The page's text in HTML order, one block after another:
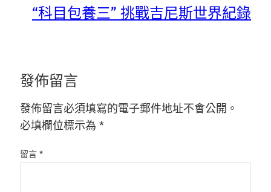
“科目包養三” 挑戰吉尼斯世界紀錄
發佈留言
發佈留言必須填寫的電子郵件地址不會公開。
必填欄位標示為 *
留言 *